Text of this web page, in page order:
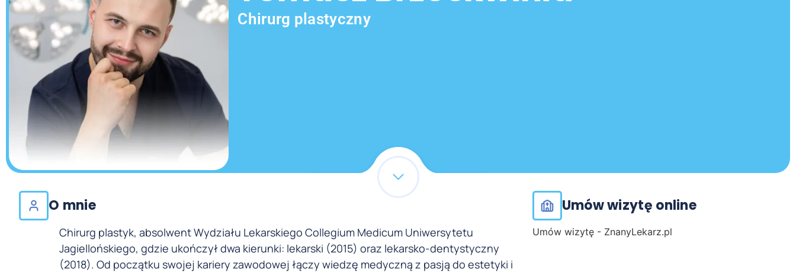
Chirurg plastyczny
O mnie
Chirurg plastyk, absolwent Wydziału Lekarskiego Collegium Medicum Uniwersytetu
Jagiellońskiego, gdzie ukończył dwa kierunki: lekarski (2015) oraz lekarsko-dentystyczny
(2018). Od początku swojej kariery zawodowej łączy wiedzę medyczną z pasją do estetyki i
Umów wizytę online
Umów wizytę - ZnanyLekarz.pl